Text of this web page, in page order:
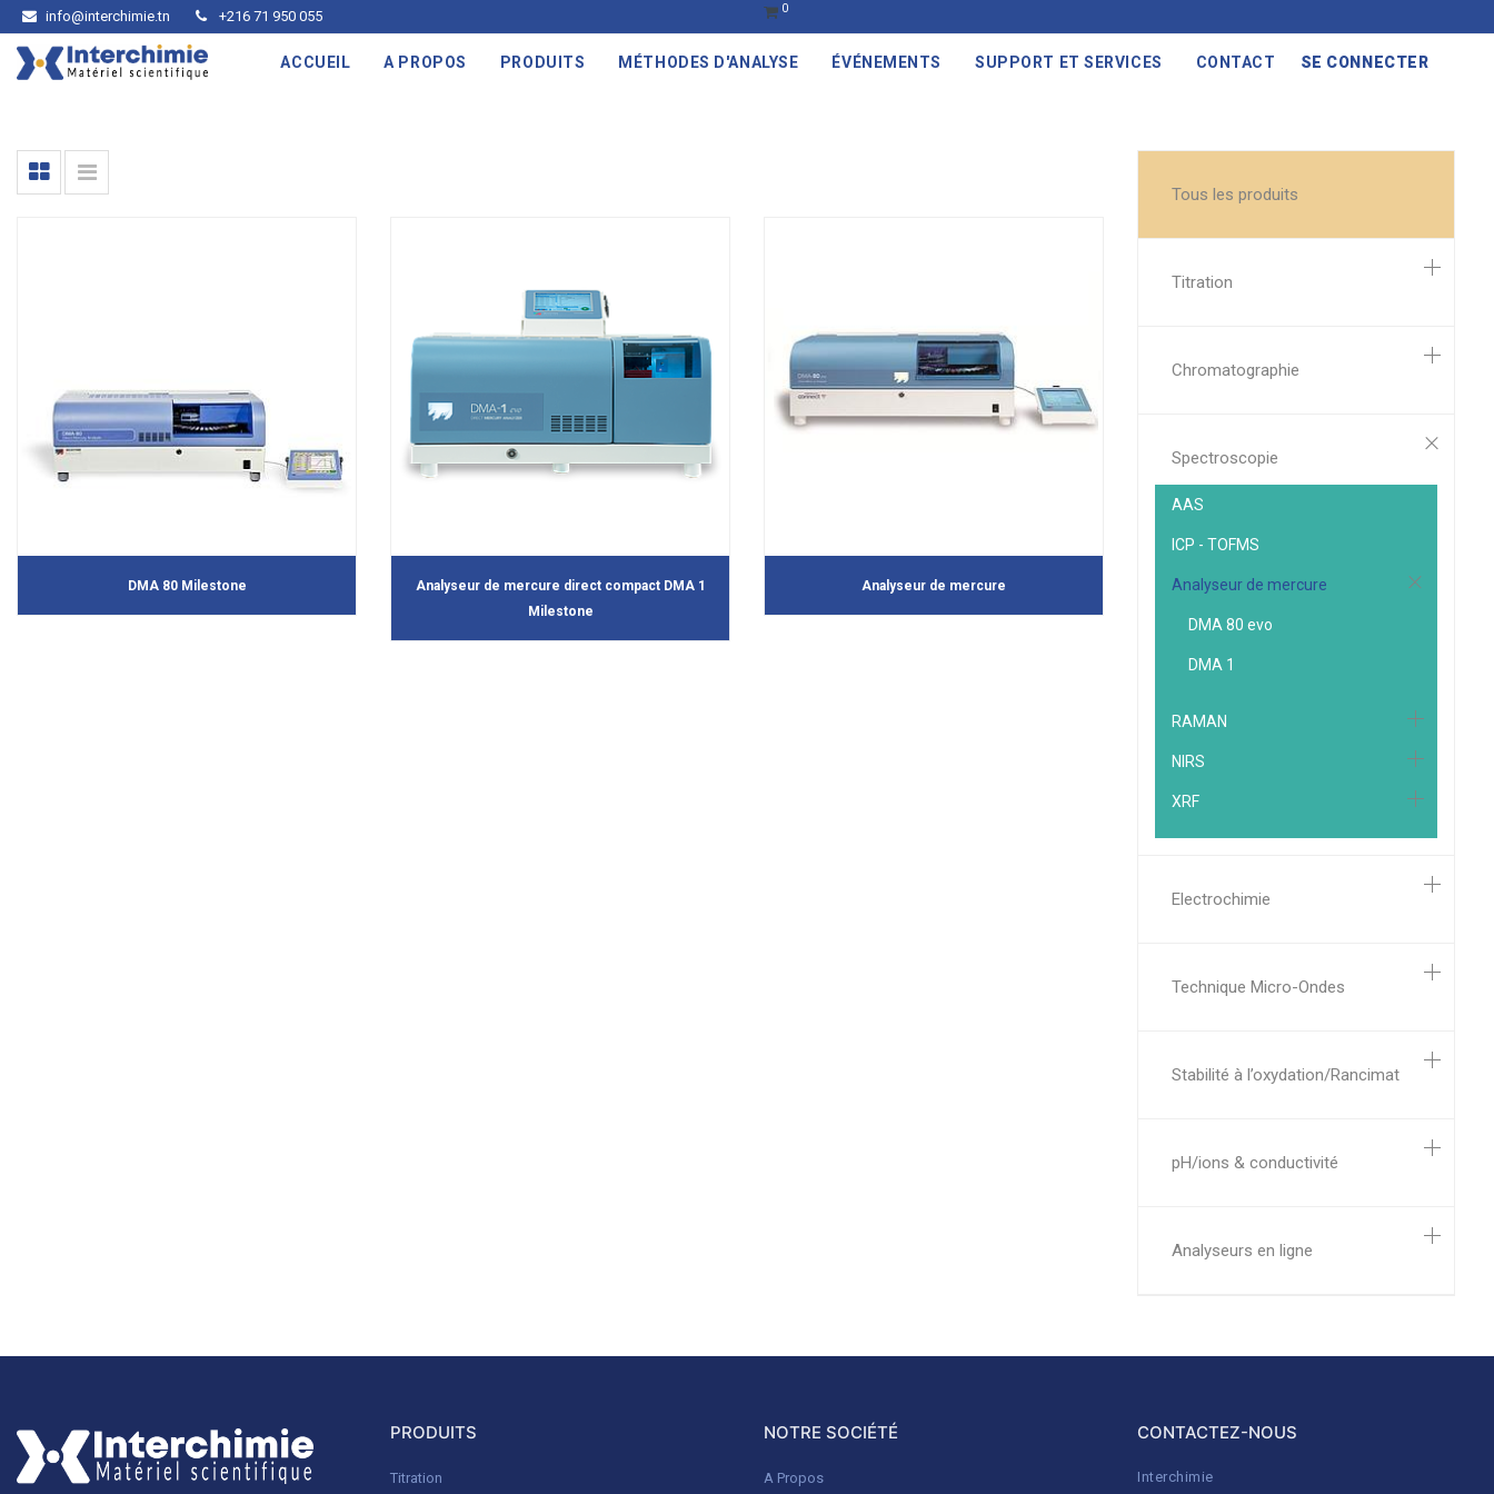
info@interchimie.tn +216 71 950 055 0
ACCUEIL A PROPOS PRODUITS MÉTHODES D'ANALYSE ÉVÉNEMENTS SUPPORT ET SERVICES CONTACT SE CONNECTER
Tous les produits
Titration
Chromatographie
Spectroscopie
AAS
ICP - TOFMS
Analyseur de mercure
DMA 80 evo
DMA 1
RAMAN
NIRS
XRF
Electrochimie
Technique Micro-Ondes
Stabilité à l’oxydation/Rancimat
pH/ions & conductivité
Analyseurs en ligne
DMA 80 Milestone
Analyseur de mercure direct compact DMA 1
Milestone
Analyseur de mercure
PRODUITS
Titration
NOTRE SOCIÉTÉ
A Propos
CONTACTEZ-NOUS
Interchimie